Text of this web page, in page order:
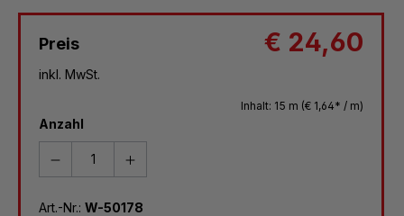
Preis € 24,60
inkl. MwSt.
Inhalt: 15 m (€ 1,64* / m)
Anzahl
Art.-Nr.: W-50178